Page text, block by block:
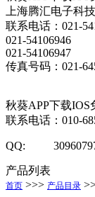
上海腾汇电子科
联系电话：021-
021-54106946
021-54106947
传真号码：021-
秋葵APP下载IOS
联系电话：
QQ:
产品列表
首页 >>> 产品目录